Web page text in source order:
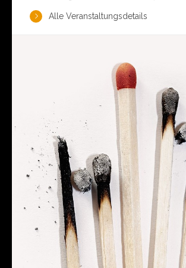
Alle Veranstaltungsdetails